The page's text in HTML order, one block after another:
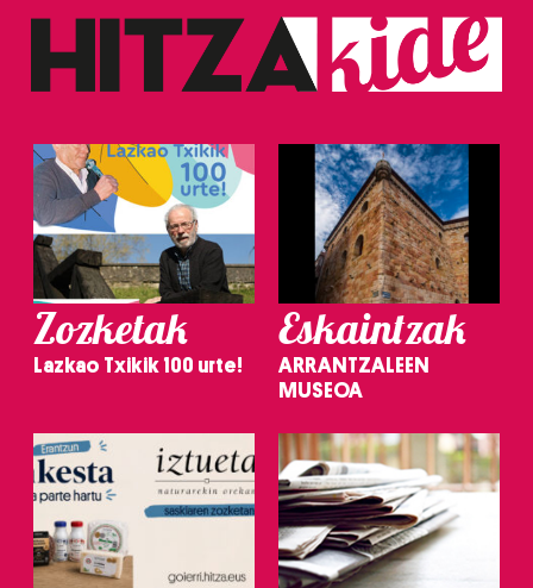
Zozketak
Lazkao Txikik 100 urte!
Eskaintzak
ARRANTZALEEN
MUSEOA